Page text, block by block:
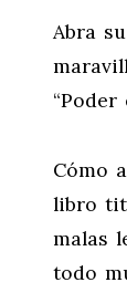
Abra
“Poder
Cómo
libro
malas
todo